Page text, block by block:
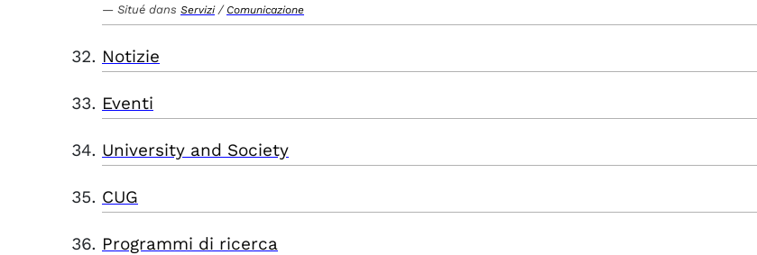
Situé dans Servizi / Comunicazione
Notizie
Eventi
University and Society
CUG
Programmi di ricerca